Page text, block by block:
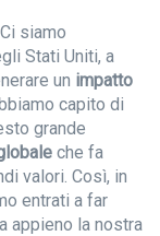
. Ci siamo
Stati Uniti, a
un impatto
capito di
grande
che fa
valori. Così, in
entrati a far
appieno la nostra